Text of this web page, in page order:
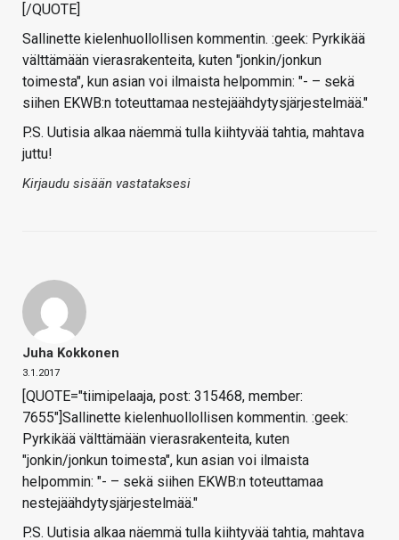
[/QUOTE]
Sallinette kielenhuollollisen kommentin. :geek: Pyrkikää
välttämään vierasrakenteita, kuten "jonkin/jonkun
toimesta", kun asian voi ilmaista helpommin: "- – sekä
siihen EKWB:n toteuttamaa nestejäähdytysjärjestelmää."
P.S. Uutisia alkaa näemmä tulla kiihtyvää tahtia, mahtava
juttu!
Kirjaudu sisään vastataksesi
Juha Kokkonen
3.1.2017
[QUOTE="tiimipelaaja, post: 315468, member:
7655"]Sallinette kielenhuollollisen kommentin. :geek:
Pyrkikää välttämään vierasrakenteita, kuten
"jonkin/jonkun toimesta", kun asian voi ilmaista
helpommin: "- – sekä siihen EKWB:n toteuttamaa
nestejäähdytysjärjestelmää."
P.S. Uutisia alkaa näemmä tulla kiihtyvää tahtia, mahtava